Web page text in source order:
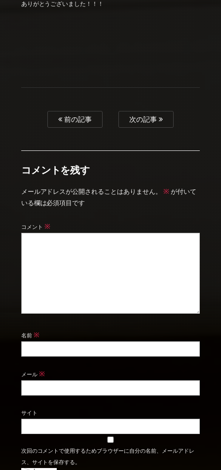
ありがとうございました！！！
前の記事 次の記事
コメントを残す
メールアドレスが公開されることはありません。 ※ が付いて
いる欄は必須項目です
コメント ※
名前 ※
メール ※
サイト
次回のコメントで使用するためブラウザーに自分の名前、メールアドレ
ス、サイトを保存する。